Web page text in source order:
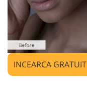
INCEARCA GRATUIT